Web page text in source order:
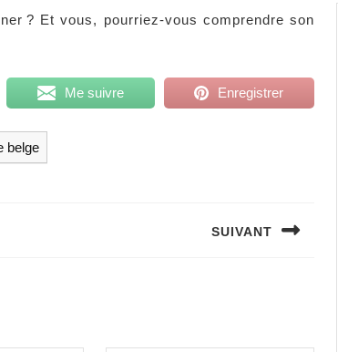
? Et vous, pourriez-vous comprendre son
Me suivre Enregistrer
belge
SUIVANT